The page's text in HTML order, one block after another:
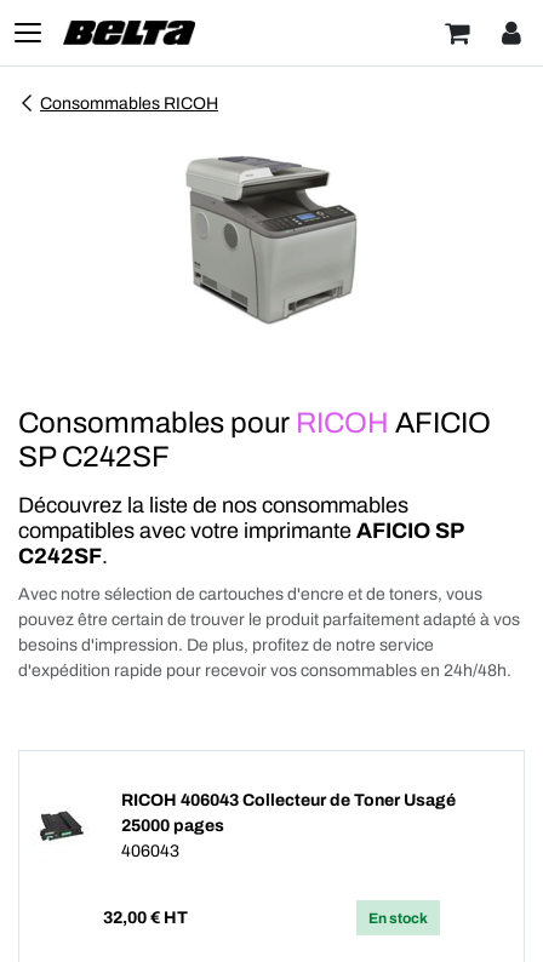
Consommables RICOH
Consommables pour RICOH AFICIO
SP C242SF
Découvrez la liste de nos consommables
compatibles avec votre imprimante AFICIO SP
C242SF.
Avec notre sélection de cartouches d'encre et de toners, vous
pouvez être certain de trouver le produit parfaitement adapté à vos
besoins d'impression. De plus, profitez de notre service
d'expédition rapide pour recevoir vos consommables en 24h/48h.
RICOH 406043 Collecteur de Toner Usagé
25000 pages
406043
32,00 € HT En stock